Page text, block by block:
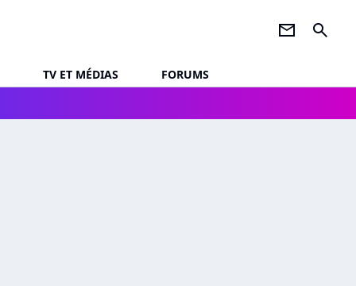
newsletter search
TV ET MÉDIAS FORUMS